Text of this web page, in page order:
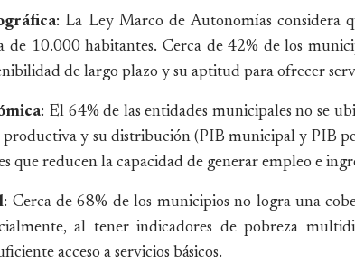
: La Ley Marco de Autonomías considera
de 10.000 habitantes. Cerca de 42% de los
de largo plazo y su aptitud para ofrecer
: El 64% de las entidades municipales no se
productiva y su distribución (PIB municipal y PIB
que reducen la capacidad de generar empleo e
: Cerca de 68% de los municipios no logra una
al tener indicadores de pobreza
acceso a servicios básicos.